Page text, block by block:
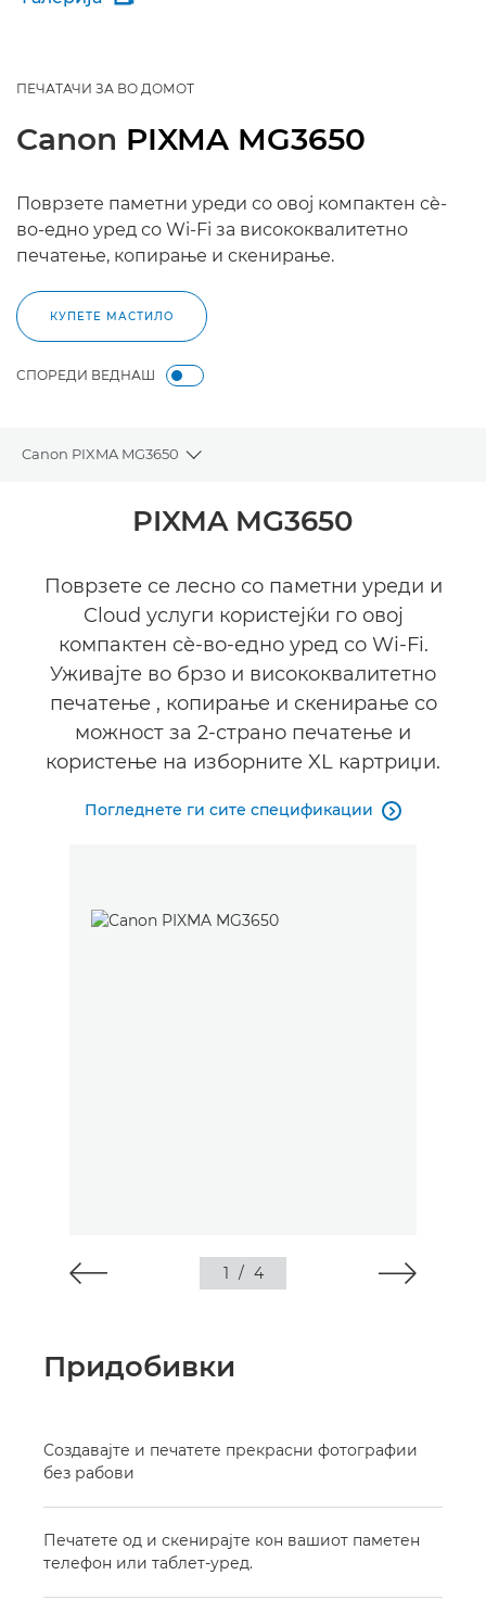
ПЕЧАТАЧИ ЗА ВО ДОМОТ
Canon PIXMA MG3650
Поврзете паметни уреди со овој компактен сè-
во-едно уред со Wi-Fi за висококвалитетно
печатење, копирање и скенирање.
КУПЕТЕ МАСТИЛО
СПОРЕДИ ВЕДНАШ
Canon PIXMA MG3650
Toggle breadcrumbs
КУПЕТЕ МАСТИЛО
PIXMA MG3650
Поврзете се лесно со паметни уреди и
Cloud услуги користејќи го овој
компактен сè-во-едно уред со Wi-Fi.
Уживајте во брзо и висококвалитетно
печатење , копирање и скенирање со
можност за 2-страно печатење и
користење на изборните XL картриџи.
Погледнете ги сите спецификации 
1 / 4
Придобивки
Создавајте и печатете прекрасни фотографии
без рабови
Печатете од и скенирајте кон вашиот паметен
телефон или таблет-уред.